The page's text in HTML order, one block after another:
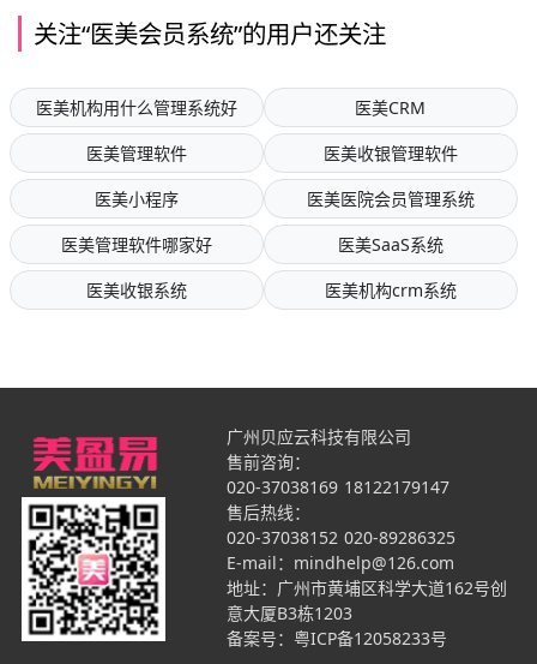
关注“医美会员系统”的用户还关注
医美机构用什么管理系统好
医美CRM
医美管理软件
医美收银管理软件
医美小程序
医美医院会员管理系统
医美管理软件哪家好
医美SaaS系统
医美收银系统
医美机构crm系统
广州贝应云科技有限公司
售前咨询：
020-37038169 18122179147
售后热线：
020-37038152 020-89286325
E-mail：mindhelp@126.com
地址：广州市黄埔区科学大道162号创
意大厦B3栋1203
备案号： 粤ICP备12058233号